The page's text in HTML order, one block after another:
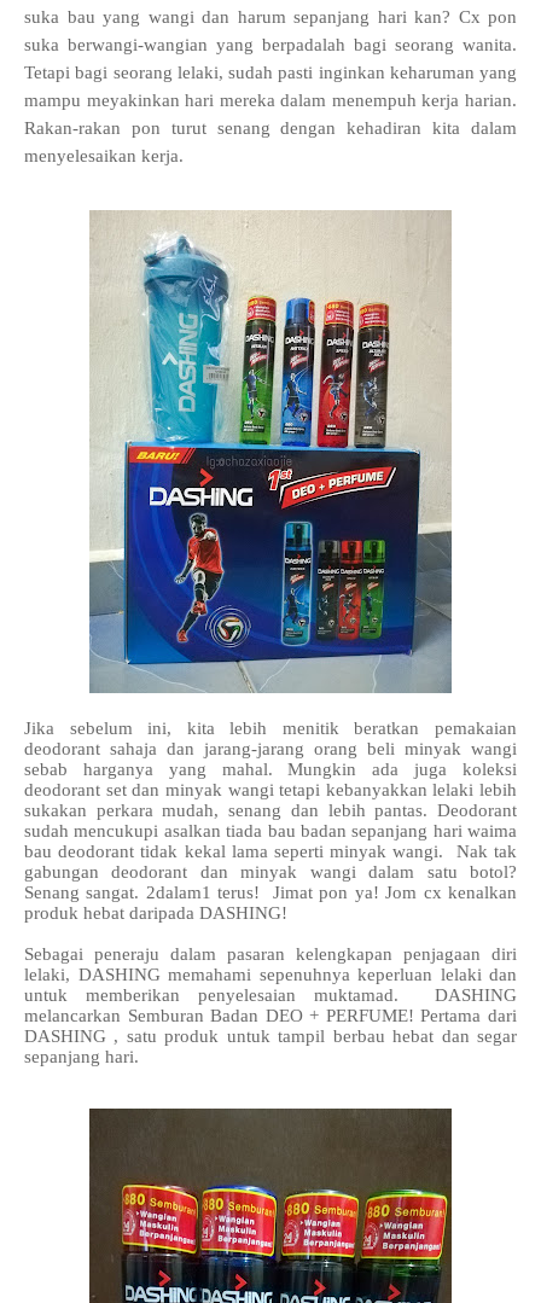
suka bau yang wangi dan harum sepanjang hari kan? Cx pon
suka berwangi-wangian yang berpadalah bagi seorang wanita.
Tetapi bagi seorang lelaki, sudah pasti inginkan keharuman yang
mampu meyakinkan hari mereka dalam menempuh kerja harian.
Rakan-rakan pon turut senang dengan kehadiran kita dalam
menyelesaikan kerja.
Jika sebelum ini, kita lebih menitik beratkan pemakaian
deodorant sahaja dan jarang-jarang orang beli minyak wangi
sebab harganya yang mahal. Mungkin ada juga koleksi
deodorant set dan minyak wangi tetapi kebanyakkan lelaki lebih
sukakan perkara mudah, senang dan lebih pantas. Deodorant
sudah mencukupi asalkan tiada bau badan sepanjang hari waima
bau deodorant tidak kekal lama seperti minyak wangi. Nak tak
gabungan deodorant dan minyak wangi dalam satu botol?
Senang sangat. 2dalam1 terus! Jimat pon ya! Jom cx kenalkan
produk hebat daripada DASHING!
Sebagai peneraju dalam pasaran kelengkapan penjagaan diri
lelaki, DASHING memahami sepenuhnya keperluan lelaki dan
untuk memberikan penyelesaian muktamad. DASHING
melancarkan Semburan Badan DEO + PERFUME! Pertama dari
DASHING , satu produk untuk tampil berbau hebat dan segar
sepanjang hari.